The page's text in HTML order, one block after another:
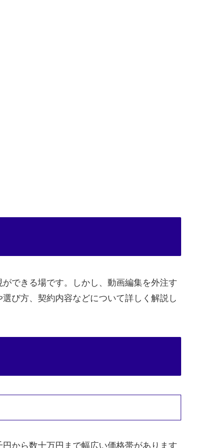
できる場です。しかし、動画編集を外注す
び方、契約内容などについて詳しく解説し
から数十万円まで幅広い価格帯があります